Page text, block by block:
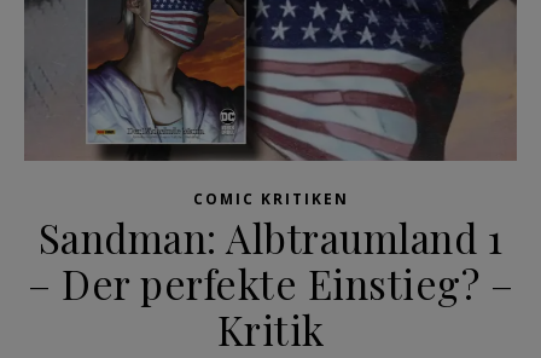
COMIC KRITIKEN
Sandman: Albtraumland 1
– Der perfekte Einstieg? –
Kritik